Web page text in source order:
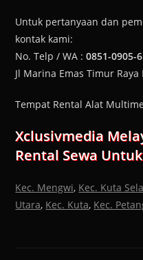
Untuk pertanyaan dan
kontak kami:
No. Telp / WA :0851-0905-
Jl Marina Emas Timur
Tempat Rental Alat
Xclusivmedia
Rental Sewa
Kec. Mengwi, Kec. Kuta
Utara, Kec. Kuta, Kec.